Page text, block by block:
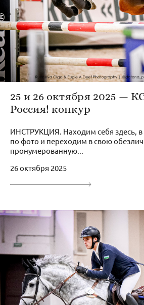
25 и 26 октября 2025 —
Россия! конкур
ИНСТРУКЦИЯ. Находим себя здесь, в
по фото и переходим в свою
пронумерованную...
26 октября 2025